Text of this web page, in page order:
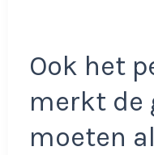
Ook het
merkt de
moeten